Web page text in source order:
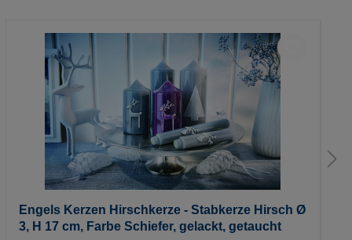
Engels Kerzen Hirschkerze - Stabkerze Hirsch Ø
3, H 17 cm, Farbe Schiefer, gelackt, getaucht